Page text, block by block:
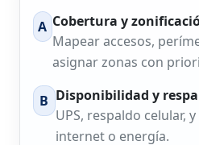
A Cobertura y
Mapear accesos,
asignar zonas con
B Disponibilidad y
UPS, respaldo celular,
internet o energía.